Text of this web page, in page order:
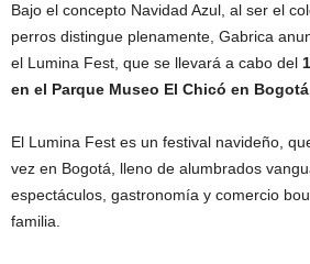
Bajo el concepto Navidad Azul, al ser el
perros distingue plenamente, Gabrica
el Lumina Fest, que se llevará a cabo del
en el Parque Museo El Chicó en
El Lumina Fest es un festival navideño,
vez en Bogotá, lleno de alumbrados
espectáculos, gastronomía y comercio
familia.